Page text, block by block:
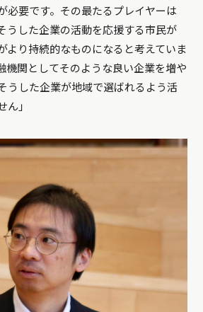
必要です。その最たるプレイヤーは
うした企業の活動を応援する市民が
より持続的なものになると考えていま
機関としてそのような良い企業を増や
うした企業が地域で選ばれるよう活
ん」